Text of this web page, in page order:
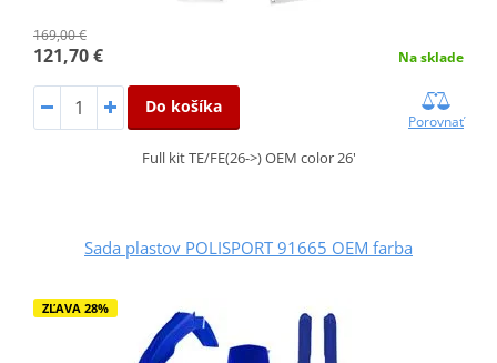
169,00 €
121,70 € Na sklade
Do košíka
Porovnať
Full kit TE/FE(26->) OEM color 26'
Sada plastov POLISPORT 91665 OEM farba
ZĽAVA 28%